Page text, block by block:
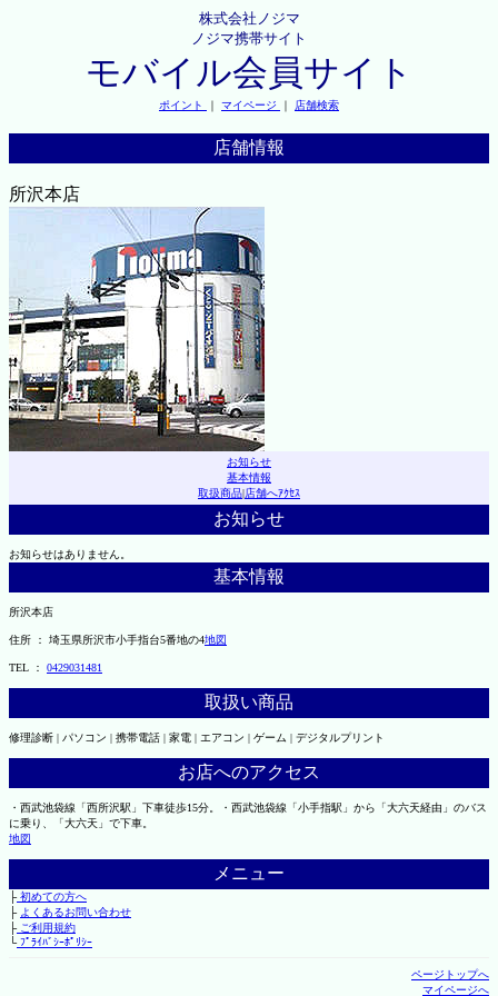
株式会社ノジマ
ノジマ携帯サイト
モバイル会員サイト
ポイント ｜ マイページ ｜ 店舗検索
店舗情報
所沢本店
お知らせ
基本情報
取扱商品|店舗へｱｸｾｽ
お知らせ
お知らせはありません。
基本情報
所沢本店
住所 ： 埼玉県所沢市小手指台5番地の4地図
TEL ： 0429031481
取扱い商品
修理診断 | パソコン | 携帯電話 | 家電 | エアコン | ゲーム | デジタルプリント
お店へのアクセス
・西武池袋線「西所沢駅」下車徒歩15分。・西武池袋線「小手指駅」から「大六天経由」のバス
に乗り、「大六天」で下車。
地図
メニュー
├初めての方へ
├ よくあるお問い合わせ
├ご利用規約
└ﾌﾟﾗｲﾊﾞｼｰﾎﾟﾘｼｰ
ページトップへ
マイページへ